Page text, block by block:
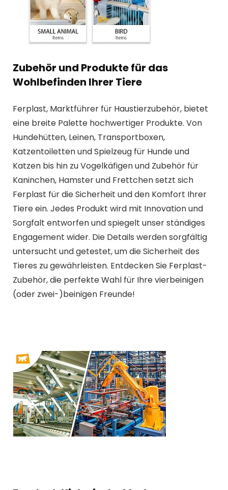
Zubehör und Produkte für das
Wohlbefinden Ihrer Tiere
Ferplast, Marktführer für Haustierzubehör, bietet
eine breite Palette hochwertiger Produkte. Von
Hundehütten, Leinen, Transportboxen,
Katzentoiletten und Spielzeug für Hunde und
Katzen bis hin zu Vogelkäfigen und Zubehör für
Kaninchen, Hamster und Frettchen setzt sich
Ferplast für die Sicherheit und den Komfort Ihrer
Tiere ein. Jedes Produkt wird mit Innovation und
Sorgfalt entworfen und spiegelt unser ständiges
Engagement wider. Die Details werden sorgfältig
untersucht und getestet, um die Sicherheit des
Tieres zu gewährleisten. Entdecken Sie Ferplast-
Zubehör, die perfekte Wahl für Ihre vierbeinigen
(oder zwei-)beinigen Freunde!